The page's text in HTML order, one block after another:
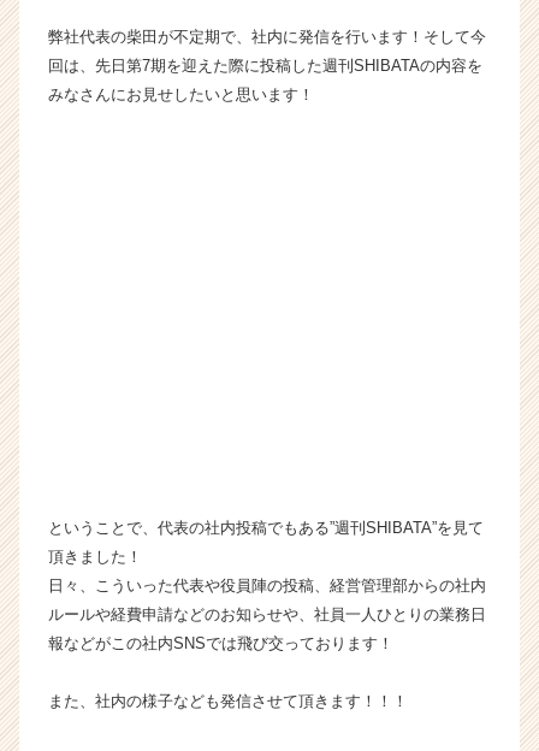
h
e
e
弊社代表の柴田が不定期で、社内に発信を行います！そして今
回は、先日第7期を迎えた際に投稿した週刊SHIBATAの内容を
みなさんにお見せしたいと思います！
ということで、代表の社内投稿でもある”週刊SHIBATA”を見て
頂きました！
日々、こういった代表や役員陣の投稿、経営管理部からの社内
ルールや経費申請などのお知らせや、社員一人ひとりの業務日
報などがこの社内SNSでは飛び交っております！
また、社内の様子なども発信させて頂きます！！！